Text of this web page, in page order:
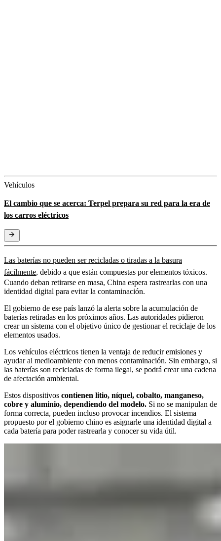
Vehículos
El cambio que se acerca: Terpel prepara su red para la era de
los carros eléctricos
Las baterías no pueden ser recicladas o tiradas a la basura
fácilmente, debido a que están compuestas por elementos tóxicos.
Cuando deban retirarse en masa, China espera rastrearlas con una
identidad digital para evitar la contaminación.
El gobierno de ese país lanzó la alerta sobre la acumulación de
baterías retiradas en los próximos años. Las autoridades pidieron
crear un sistema con el objetivo único de gestionar el reciclaje de los
elementos usados.
Los vehículos eléctricos tienen la ventaja de reducir emisiones y
ayudar al medioambiente con menos contaminación. Sin embargo, si
las baterías son recicladas de forma ilegal, se podrá crear una cadena
de afectación ambiental.
Estos dispositivos contienen litio, níquel, cobalto, manganeso,
cobre y aluminio, dependiendo del modelo. Si no se manipulan de
forma correcta, pueden incluso provocar incendios. El sistema
propuesto por el gobierno chino es asignarle una identidad digital a
cada batería para poder rastrearla y conocer su vida útil.